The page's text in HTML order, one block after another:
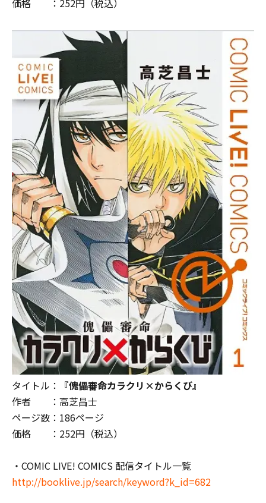
タイトル：
『傀儡審命カラクリ×からくび』
作者 ：高芝昌士
ページ数： 186ページ
価格 ： 252円（税込）
・COMIC LIVE! COMICS 配信タイトル一覧
http://booklive.jp/search/keyword?k_id=682